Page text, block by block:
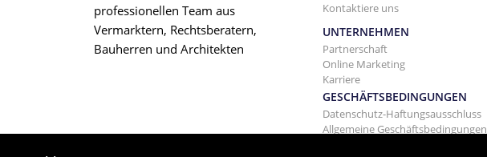
professionellen Team aus
Vermarktern, Rechtsberatern,
Bauherren und Architekten
Kontaktiere uns
UNTERNEHMEN
Partnerschaft
Online Marketing
Karriere
GESCHÄFTSBEDINGUNGEN
Datenschutz-Haftungsausschluss
Allgemeine Geschäftsbedingungen